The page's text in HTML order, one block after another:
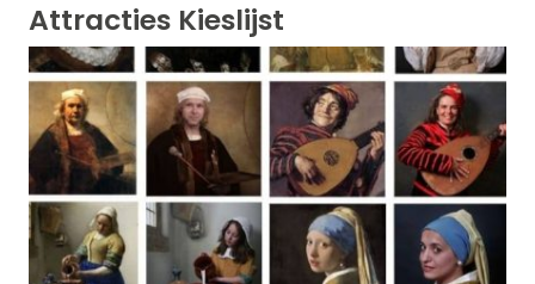
Attracties Kieslijst